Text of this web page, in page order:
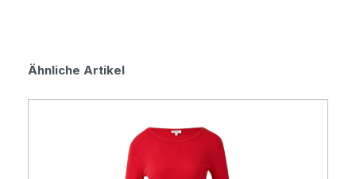
Produktgalerie überspringen
Ähnliche Artikel